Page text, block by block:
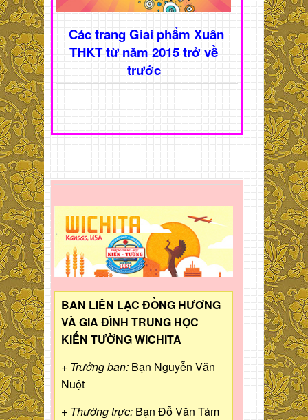
Các trang Giai phẩm Xuân
THKT từ năm 2015 trở về
trước
BAN LIÊN LẠC ĐỒNG HƯƠNG
VÀ GIA ĐÌNH TRUNG HỌC
KIẾN TƯỜNG WICHITA
+ Trưởng ban: Bạn Nguyễn Văn
Nuột
+ Thường trực: Bạn Đỗ Văn Tám